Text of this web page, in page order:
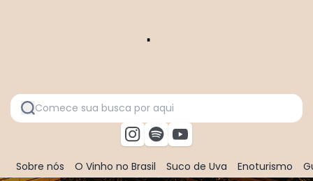
Sobre nós O Vinho no Brasil Suco de Uva Enoturismo